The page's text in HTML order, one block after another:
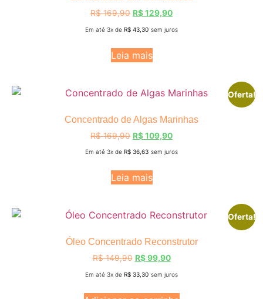
R$169,90 R$129,90
Em até 3x de R$ 43,30 sem juros
Leia mais
Oferta!
Concentrado de Algas Marinhas
R$169,90 R$109,90
Em até 3x de R$ 36,63 sem juros
Leia mais
Oferta!
Óleo Concentrado Reconstrutor
R$149,90 R$99,90
Em até 3x de R$ 33,30 sem juros